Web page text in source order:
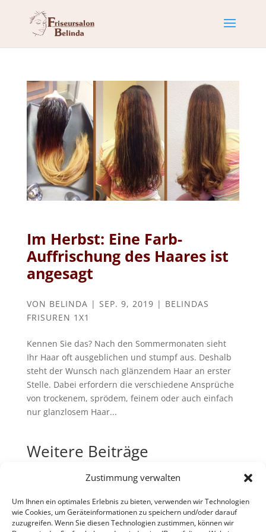
Zustimmung verwalten
Um Ihnen ein optimales Erlebnis zu bieten, verwenden wir Technologien
wie Cookies, um Geräteinformationen zu speichern und/oder darauf
zuzugreifen. Wenn Sie diesen Technologien zustimmen, können wir
Im Herbst: Eine Farb-
Auffrischung des Haares ist
angesagt
VON BELINDA | SEP. 9, 2019 | BELINDAS
FRISUREN 1X1
Kennen Sie das? Nach den Sommermonaten sieht
Ihr Haar oft ausgeblichen und stumpf aus. Deshalb
steht der Wunsch nach glänzendem Haar an erster
Stelle. Dabei erfordern die verschiedene Ansprüche
von trockenem, sprödem, feinem oder auch einfach
nur glanzlosem Haar...
Weitere Beiträge
Haare selbst färben
Styling in Farbe